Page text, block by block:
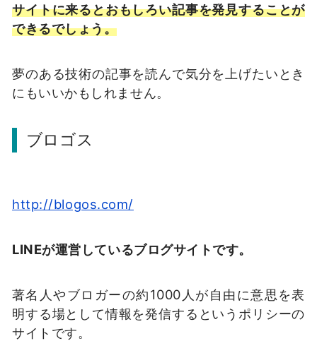
サイトに来るとおもしろい記事を発見することが
できるでしょう。
夢のある技術の記事を読んで気分を上げたいとき
にもいいかもしれません。
ブロゴス
http://blogos.com/
LINEが運営しているブログサイトです。
著名人やブロガーの約1000人が自由に意思を表
明する場として情報を発信するというポリシーの
サイトです。